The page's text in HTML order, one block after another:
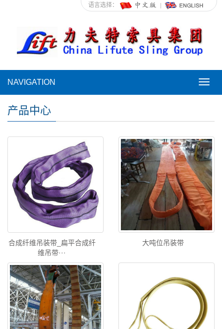
语言选择：
NAVIGATION
产品中心
合成纤维吊装带_扁平合成纤
维吊带···
大吨位吊装带